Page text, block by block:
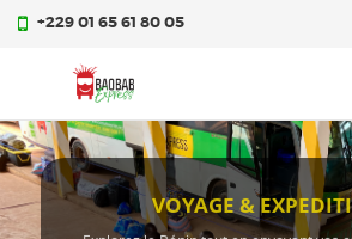
+229 01 65 61 80 05
VOYAGE &
Explorez le Bénin tout en envoyant vos